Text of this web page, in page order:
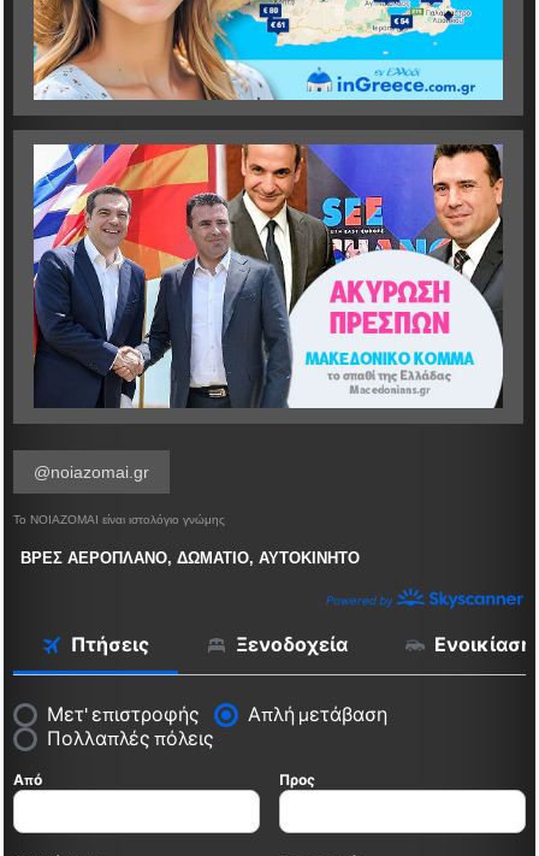
@noiazomai.gr
Το ΝΟΙΑΖΟΜΑΙ είναι ιστολόγιο γνώμης
ΒΡΕΣ ΑΕΡΟΠΛΑΝΟ, ΔΩΜΑΤΙΟ, ΑΥΤΟΚΙΝΗΤΟ